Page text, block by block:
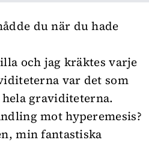
du när du hade
och jag kräktes varje
var det som
graviditeterna.
mot hyperemesis?
min fantastiska